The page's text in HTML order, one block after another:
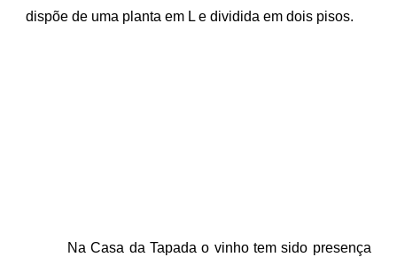
dispõe de uma planta em L e dividida em dois pisos.
Na Casa da Tapada o vinho tem sido presença